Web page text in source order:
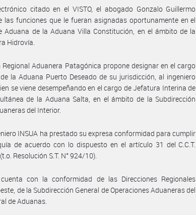
citado en el VISTO, el abogado Gonzalo Guillermo
las funciones que le fueran asignadas oportunamente en el
Aduana de la Aduana Villa Constitución, en el ámbito de la
Hidrovía.
Regional Aduanera Patagónica propone designar en el cargo
la Aduana Puerto Deseado de su jurisdicción, al ingeniero
se viene desempeñando en el cargo de Jefatura Interina de
de la Aduana Salta, en el ámbito de la Subdirección
del Interior.
INSUA ha prestado su expresa conformidad para cumplir
de acuerdo con lo dispuesto en el artículo 31 del C.C.T.
Resolución S.T. N° 924/10).
con la conformidad de las Direcciones Regionales
de la Subdirección General de Operaciones Aduaneras del
de Aduanas.